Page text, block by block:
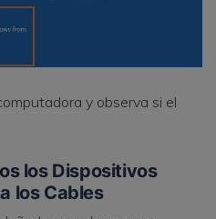
y observa si el
los Dispositivos
los Cables